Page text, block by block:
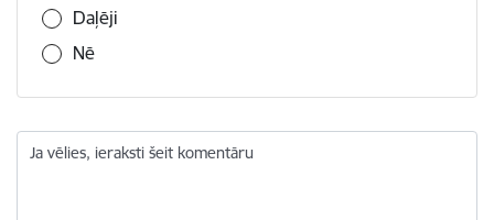
Daļēji
Nē
Ja vēlies, ieraksti šeit komentāru